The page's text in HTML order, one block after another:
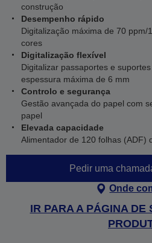
construção
Desempenho rápido
Digitalização máxima de 70
cores
Digitalização flexível
Digitalizar passaportes e
espessura máxima de 6 mm
Controlo e segurança
Gestão avançada do papel com
papel
Elevada capacidade
Alimentador de 120 folhas (ADF)
Pedir uma
Onde
IR PARA A PÁGINA DE